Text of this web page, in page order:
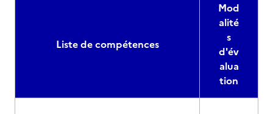
Liste de compétences
Mod
alité
s
d'év
alua
tion